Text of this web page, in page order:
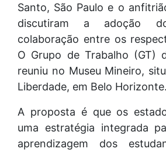
Santo, São Paulo e o
discutiram a adoção
colaboração entre os
O Grupo de Trabalho (GT)
reuniu no Museu Mineiro,
Liberdade, em Belo Horizonte.
A proposta é que os
uma estratégia integrada
aprendizagem dos